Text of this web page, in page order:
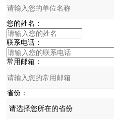
您的姓名：
联系电话：
常用邮箱：
省份：